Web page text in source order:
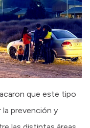
que este tipo
prevención y